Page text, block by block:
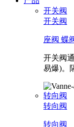
开关阀
开关阀
座阀 蝶
开关阀
易爆)。
转向阀
转向阀
转向阀